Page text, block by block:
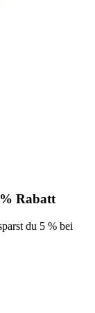
Rabatt
du 5 % bei